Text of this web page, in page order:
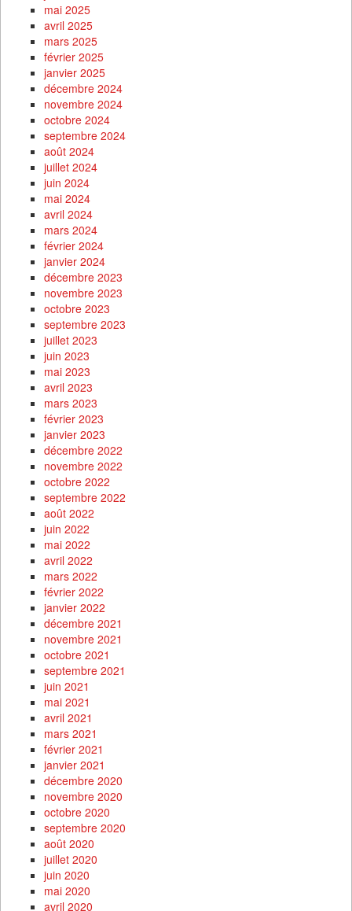
mai 2025
avril 2025
mars 2025
février 2025
janvier 2025
décembre 2024
novembre 2024
octobre 2024
septembre 2024
août 2024
juillet 2024
juin 2024
mai 2024
avril 2024
mars 2024
février 2024
janvier 2024
décembre 2023
novembre 2023
octobre 2023
septembre 2023
juillet 2023
juin 2023
mai 2023
avril 2023
mars 2023
février 2023
janvier 2023
décembre 2022
novembre 2022
octobre 2022
septembre 2022
août 2022
juin 2022
mai 2022
avril 2022
mars 2022
février 2022
janvier 2022
décembre 2021
novembre 2021
octobre 2021
septembre 2021
juin 2021
mai 2021
avril 2021
mars 2021
février 2021
janvier 2021
décembre 2020
novembre 2020
octobre 2020
septembre 2020
août 2020
juillet 2020
juin 2020
mai 2020
avril 2020